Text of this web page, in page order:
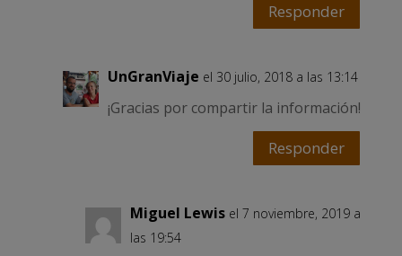
Responder
UnGranViaje el 30 julio, 2018 a las 13:14
¡Gracias por compartir la información!
Responder
Miguel Lewis el 7 noviembre, 2019 a
las 19:54